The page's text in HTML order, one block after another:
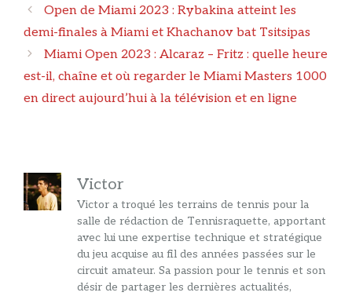
Navigation
des
articles
Open de Miami 2023 : Rybakina atteint les
demi-finales à Miami et Khachanov bat Tsitsipas
Miami Open 2023 : Alcaraz – Fritz : quelle heure
est-il, chaîne et où regarder le Miami Masters 1000
en direct aujourd’hui à la télévision et en ligne
Victor
Victor a troqué les terrains de tennis pour la
salle de rédaction de Tennisraquette, apportant
avec lui une expertise technique et stratégique
du jeu acquise au fil des années passées sur le
circuit amateur. Sa passion pour le tennis et son
désir de partager les dernières actualités,